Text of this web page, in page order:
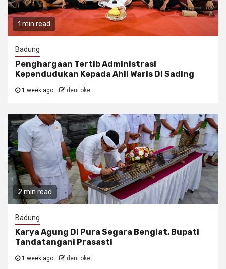
1 min read
Badung
Penghargaan Tertib Administrasi
Kependudukan Kepada Ahli Waris Di Sading
1 week ago deni oke
2 min read
Badung
Karya Agung Di Pura Segara Bengiat, Bupati
Tandatangani Prasasti
1 week ago deni oke